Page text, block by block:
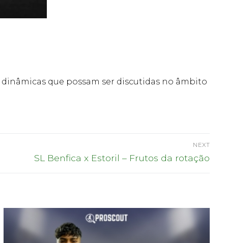
que possam ser discutidas no âmbito
NEXT
Next
SL Benfica x Estoril – Frutos da rotação